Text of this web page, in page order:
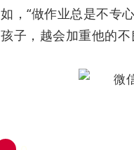
如，“做作业总是不专
孩子，越会加重他的不